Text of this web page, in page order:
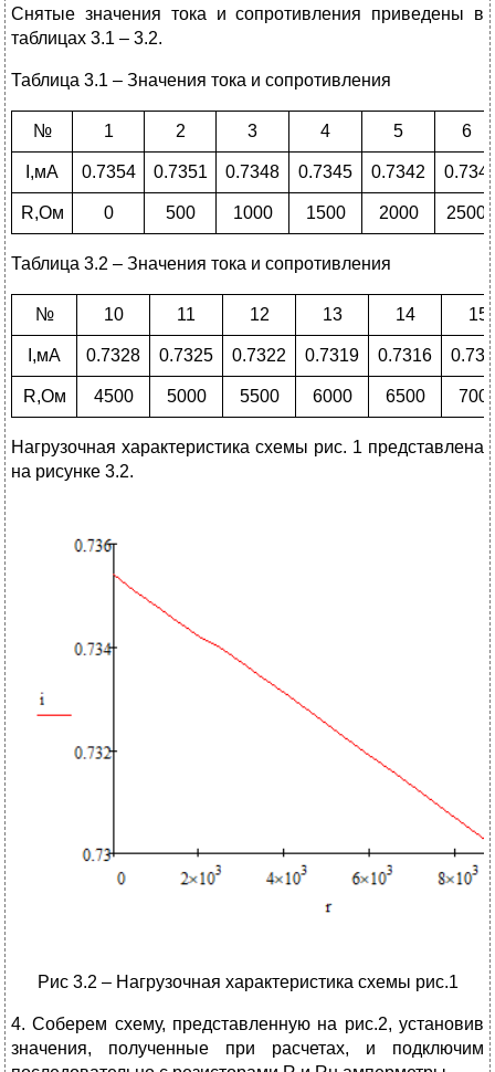
Снятые значения тока и сопротивления приведены в
таблицах 3.1 – 3.2.
Таблица 3.1 – Значения тока и сопротивления
№ 1 2 3 4 5 6
I,мА 0.7354 0.7351 0.7348 0.7345 0.7342 0.734
R,Ом 0 500 1000 1500 2000 2500
Таблица 3.2 – Значения тока и сопротивления
№ 10 11 12 13 14 15
I,мА 0.7328 0.7325 0.7322 0.7319 0.7316
R,Ом 4500 5000 5500 6000 6500
Нагрузочная характеристика схемы рис. 1 представлена
на рисунке 3.2.
Рис 3.2 – Нагрузочная характеристика схемы рис.1
4. Соберем схему, представленную на рис.2, установив
значения, полученные при расчетах, и подключим